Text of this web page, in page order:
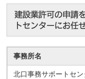
建設業許可の申請
トセンターにお任
事務所名
北口事務サポートセン